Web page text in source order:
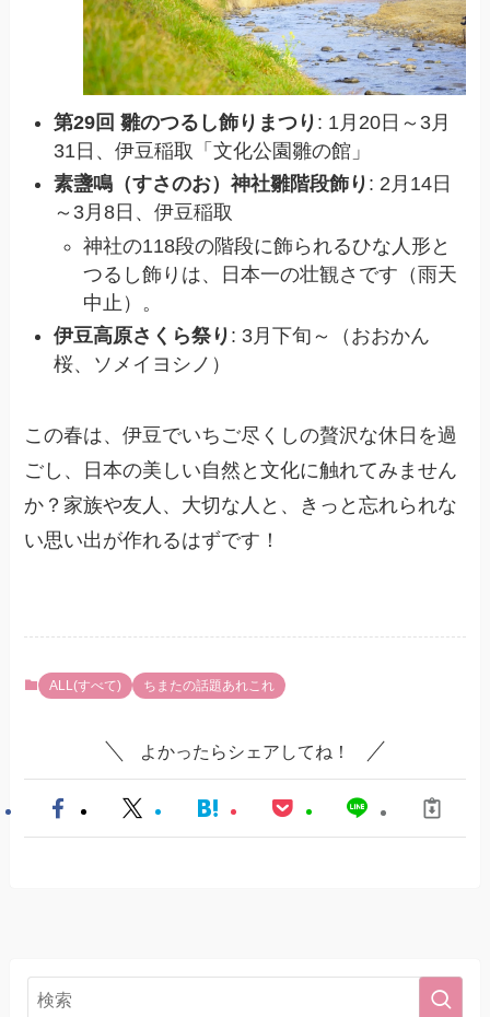
第29回 雛のつるし飾りまつり : 1月20日～3月
31日、伊豆稲取「文化公園雛の館」
素盞鳴（すさのお）神社雛階段飾り : 2月14日
～3月8日、伊豆稲取
神社の118段の階段に飾られるひな人形と
つるし飾りは、日本一の壮観さです（雨天
中止）。
伊豆高原さくら祭り : 3月下旬～（おおかん
桜、ソメイヨシノ）
この春は、伊豆でいちご尽くしの贅沢な休日を過
ごし、日本の美しい自然と文化に触れてみません
か？家族や友人、大切な人と、きっと忘れられな
い思い出が作れるはずです！
ALL(すべて) ちまたの話題あれこれ
よかったらシェアしてね！